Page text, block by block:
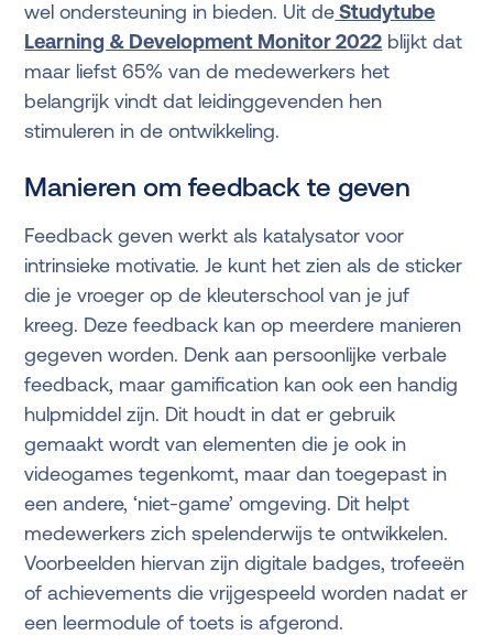
wel ondersteuning in bieden. Uit deStudytube
Learning & Development Monitor 2022 blijkt dat
maar liefst 65% van de medewerkers het
belangrijk vindt dat leidinggevenden hen
stimuleren in de ontwikkeling.
Manieren om feedback te geven
Feedback geven werkt als katalysator voor
intrinsieke motivatie. Je kunt het zien als de sticker
die je vroeger op de kleuterschool van je juf
kreeg. Deze feedback kan op meerdere manieren
gegeven worden. Denk aan persoonlijke verbale
feedback, maar gamification kan ook een handig
hulpmiddel zijn. Dit houdt in dat er gebruik
gemaakt wordt van elementen die je ook in
videogames tegenkomt, maar dan toegepast in
een andere, ‘niet-game’ omgeving. Dit helpt
medewerkers zich spelenderwijs te ontwikkelen.
Voorbeelden hiervan zijn digitale badges, trofeeën
of achievements die vrijgespeeld worden nadat er
een leermodule of toets is afgerond.